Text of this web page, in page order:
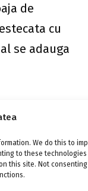
We do this to
to these
this site. Not
de
cu
se adauga
(nu
pe